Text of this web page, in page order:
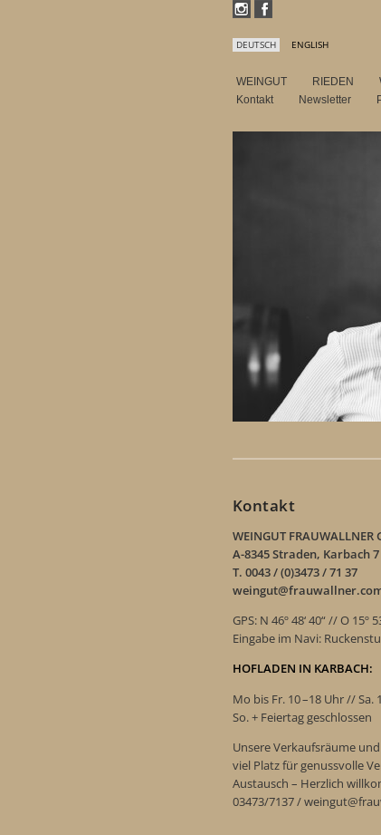
WEINGUT RIEDEN
Kontakt
Newsletter
DEUTSCH ENGLISH
Kontakt
WEINGUT FRAUWALLNER
A-8345 Straden, Karbach 7
T. 0043 / (0)3473 / 71 37
GPS: N 46º 48‘ 40“ // O 15º
Eingabe im Navi:
HOFLADEN IN KARBACH:
Mo bis Fr. 10 –18 Uhr // Sa.
So. + Feiertag geschlossen
Unsere Verkaufsräume
viel Platz für genussvolle
Austausch – Herzlich
03473/7137 /